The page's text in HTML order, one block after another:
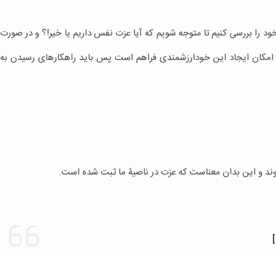
را بررسی کنیم تا متوجه شویم که آیا عزت نفس داریم یا خیر!؟ و در صورت
ایجاد این خودارزشمندی فراهم است پس باید راهکارهای رسیدن به
و این بدان معناست که عزت در ناصیۀ ما ثبت شده است.